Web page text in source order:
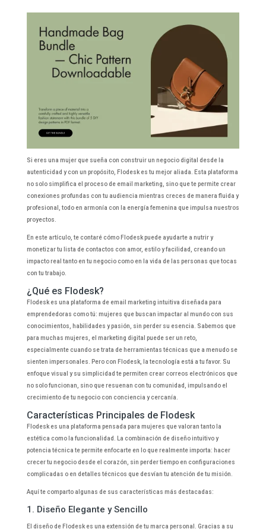
Si eres una mujer que sueña con construir un negocio digital desde la
autenticidad y con un propósito, Flodesk es tu mejor aliada. Esta plataforma
no solo simplifica el proceso de email marketing, sino que te permite crear
conexiones profundas con tu audiencia mientras creces de manera fluida y
profesional, todo en armonía con la energía femenina que impulsa nuestros
proyectos.
En este artículo, te contaré cómo Flodesk puede ayudarte a nutrir y
monetizar tu lista de contactos con amor, estilo y facilidad, creando un
impacto real tanto en tu negocio como en la vida de las personas que tocas
con tu trabajo.
¿Qué es Flodesk?
Flodesk es una plataforma de email marketing intuitiva diseñada para
emprendedoras como tú: mujeres que buscan impactar al mundo con sus
conocimientos, habilidades y pasión, sin perder su esencia. Sabemos que
para muchas mujeres, el marketing digital puede ser un reto,
especialmente cuando se trata de herramientas técnicas que a menudo se
sienten impersonales. Pero con Flodesk, la tecnología está a tu favor. Su
enfoque visual y su simplicidad te permiten crear correos electrónicos que
no solo funcionan, sino que resuenan con tu comunidad, impulsando el
crecimiento de tu negocio con conciencia y cercanía.
Características Principales de Flodesk
Flodesk es una plataforma pensada para mujeres que valoran tanto la
estética como la funcionalidad. La combinación de diseño intuitivo y
potencia técnica te permite enfocarte en lo que realmente importa: hacer
crecer tu negocio desde el corazón, sin perder tiempo en configuraciones
complicadas o en detalles técnicos que desvían tu atención de tu misión.
Aquí te comparto algunas de sus características más destacadas:
1. Diseño Elegante y Sencillo
El diseño de Flodesk es una extensión de tu marca personal. Gracias a su